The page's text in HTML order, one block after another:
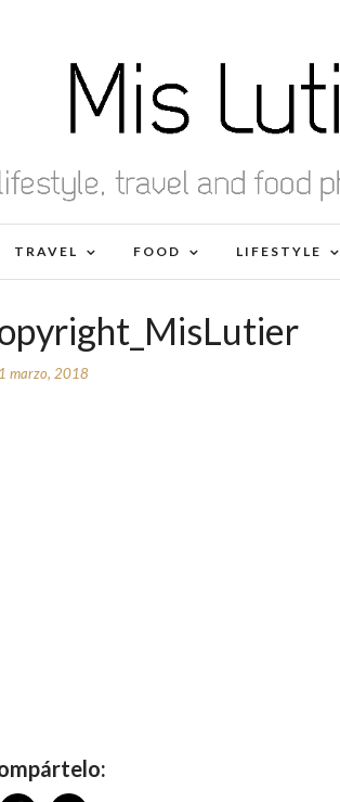
TRAVEL FOOD LIFESTYLE
marzo, 2018